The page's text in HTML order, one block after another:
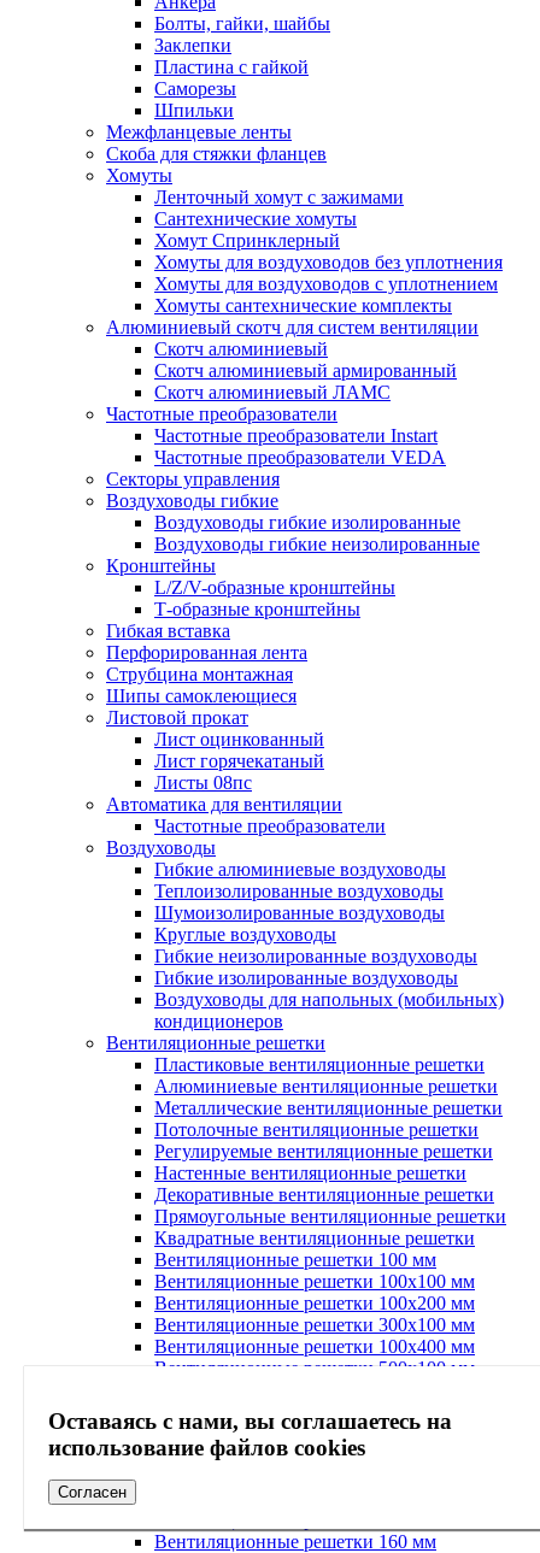
Оставаясь с нами, вы соглашаетесь на
использование файлов cookies
Согласен
Болты, гайки, шайбы
Заклепки
Пластина с гайкой
Саморезы
Шпильки
Межфланцевые ленты
Скоба для стяжки фланцев
Хомуты
Ленточный хомут с зажимами
Сантехнические хомуты
Хомут Спринклерный
Хомуты для воздуховодов без уплотнения
Хомуты для воздуховодов с уплотнением
Хомуты сантехнические комплекты
Алюминиевый скотч для систем вентиляции
Скотч алюминиевый
Скотч алюминиевый армированный
Скотч алюминиевый ЛАМС
Частотные преобразователи
Частотные преобразователи Instart
Частотные преобразователи VEDA
Секторы управления
Воздуховоды гибкие
Воздуховоды гибкие изолированные
Воздуховоды гибкие неизолированные
Кронштейны
L/Z/V-образные кронштейны
Т-образные кронштейны
Гибкая вставка
Перфорированная лента
Струбцина монтажная
Шипы самоклеющиеся
Листовой прокат
Лист оцинкованный
Лист горячекатаный
Листы 08пс
Автоматика для вентиляции
Частотные преобразователи
Воздуховоды
Гибкие алюминиевые воздуховоды
Теплоизолированные воздуховоды
Шумоизолированные воздуховоды
Круглые воздуховоды
Гибкие неизолированные воздуховоды
Гибкие изолированные воздуховоды
Воздуховоды для напольных (мобильных)
кондиционеров
Вентиляционные решетки
Пластиковые вентиляционные решетки
Алюминиевые вентиляционные решетки
Металлические вентиляционные решетки
Потолочные вентиляционные решетки
Регулируемые вентиляционные решетки
Настенные вентиляционные решетки
Декоративные вентиляционные решетки
Прямоугольные вентиляционные решетки
Квадратные вентиляционные решетки
Вентиляционные решетки 100 мм
Вентиляционные решетки 100х100 мм
Вентиляционные решетки 100х200 мм
Вентиляционные решетки 300х100 мм
Вентиляционные решетки 100х400 мм
Вентиляционные решетки 500х100 мм
Вентиляционные решетки 150 мм
Вентиляционные решетки 150х150 мм
Вентиляционные решетки 160 мм